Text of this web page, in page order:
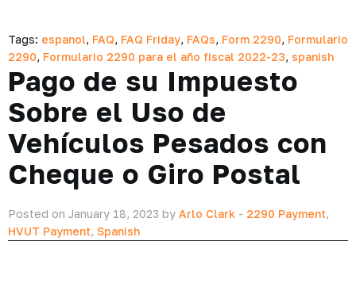
Tags: espanol, FAQ, FAQ Friday, FAQs, Form 2290, Formulario
2290, Formulario 2290 para el año fiscal 2022-23, spanish
Pago de su Impuesto
Sobre el Uso de
Vehículos Pesados con
Cheque o Giro Postal
Posted on January 18, 2023 by Arlo Clark - 2290 Payment,
HVUT Payment, Spanish